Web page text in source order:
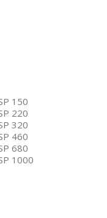
150
220
320
460
680
1000